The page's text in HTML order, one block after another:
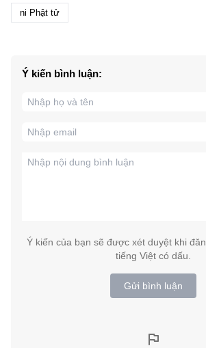
ni Phật tử
Ý kiến bình luận:
Ý kiến của bạn sẽ được xét duyệt khi
tiếng Việt có dấu.
Gửi bình luận